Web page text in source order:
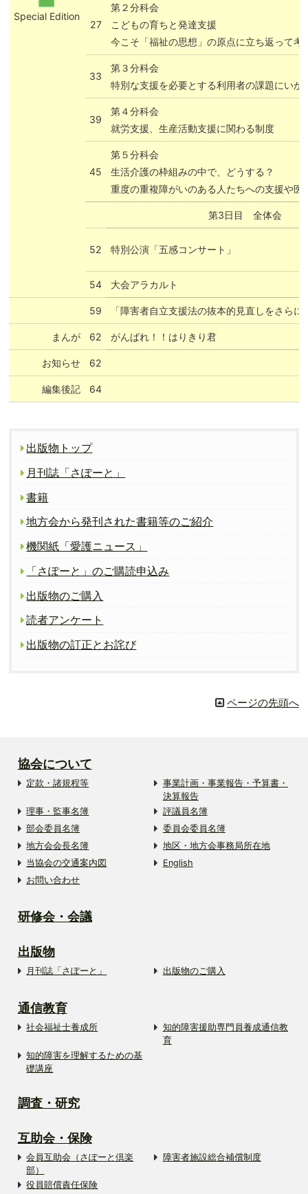
Special Edition
27
第２分科会
こどもの育ちと発達支援
今こそ「福祉の思想」の原点に立ち返って考
33
第３分科会
特別な支援を必要とする利用者の課題にいか
39
第４分科会
就労支援、生産活動支援に関わる制度
45
第５分科会
生活介護の枠組みの中で、どうする？
重度の重複障がいのある人たちへの支援や医
第3日目 全体会
52 特別公演「五感コンサート」
54 大会アラカルト
59 「障害者自立支援法の抜本的見直しをさら
まんが 62 がんばれ！！はりきり君
お知らせ 62
編集後記 64
出版物トップ
月刊誌「さぽーと」
書籍
地方会から発刊された書籍等のご紹介
機関紙「愛護ニュース」
「さぽーと」のご購読申込み
出版物のご購入
読者アンケート
出版物の訂正とお詫び
ページの先頭へ
協会について
定款・諸規程等
事業計画・事業報告・予算書・
決算報告
理事・監事名簿
評議員名簿
部会委員名簿
委員会委員名簿
地方会会長名簿
地区・地方会事務局所在地
当協会の交通案内図
English
お問い合わせ
研修会・会議
出版物
月刊誌「さぽーと」 出版物のご購入
通信教育
社会福祉士養成所
知的障害援助専門員養成通信教
育
知的障害を理解するための基
礎講座
調査・研究
互助会・保険
会員互助会（さぽーと倶楽
部）
障害者施設総合補償制度
役員賠償責任保険